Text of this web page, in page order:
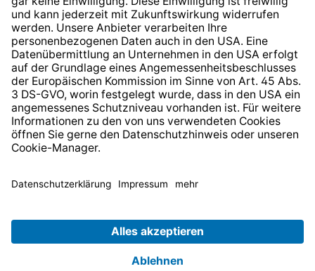
* Alle Preise inkl. gesetzl. Mehrwertsteuer zzgl.
anders angegeben.
© 2026 TechniSat Digital GmbH
TechniSat ist ein Unternehmen der